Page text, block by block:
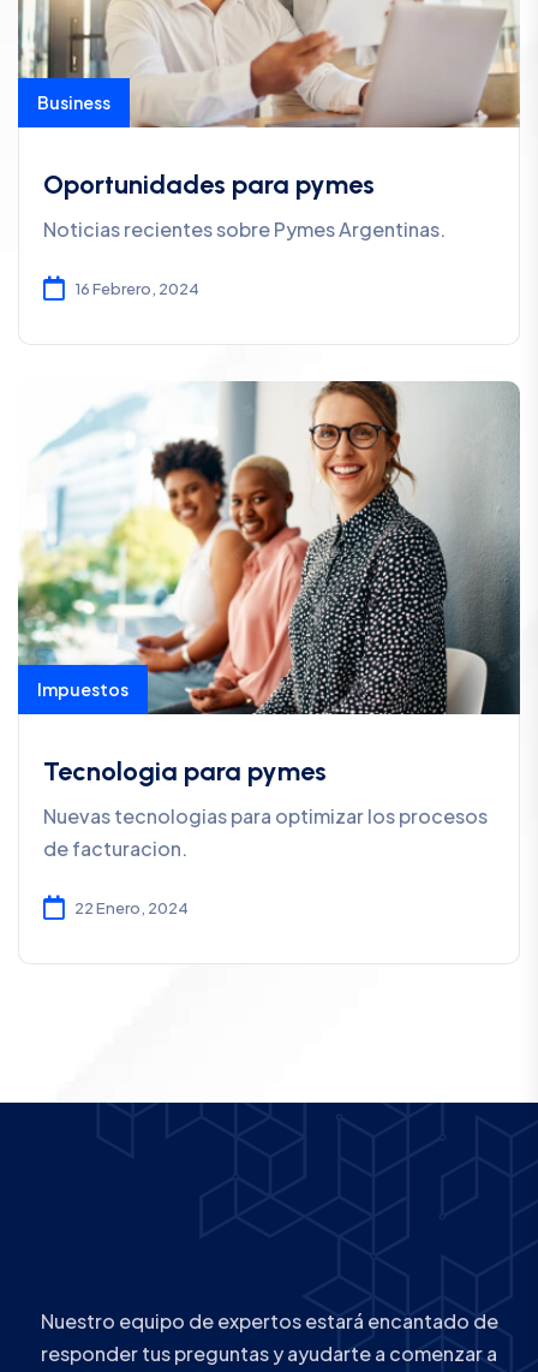
Business
Oportunidades para pymes
Noticias recientes sobre Pymes Argentinas.
16 Febrero, 2024
Impuestos
Tecnologia para pymes
Nuevas tecnologias para optimizar los procesos
de facturacion.
22 Enero, 2024
Nuestro equipo de expertos estará encantado de
responder tus preguntas y ayudarte a comenzar a